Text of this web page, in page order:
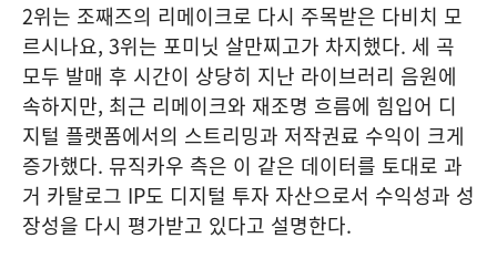
2위는 조째즈의 리메이크로 다시 주목받은 다비치 모
르시나요, 3위는 포미닛 살만찌고가 차지했다. 세 곡
모두 발매 후 시간이 상당히 지난 라이브러리 음원에
속하지만, 최근 리메이크와 재조명 흐름에 힘입어 디
지털 플랫폼에서의 스트리밍과 저작권료 수익이 크게
증가했다. 뮤직카우 측은 이 같은 데이터를 토대로 과
거 카탈로그 IP도 디지털 투자 자산으로서 수익성과 성
장성을 다시 평가받고 있다고 설명한다.